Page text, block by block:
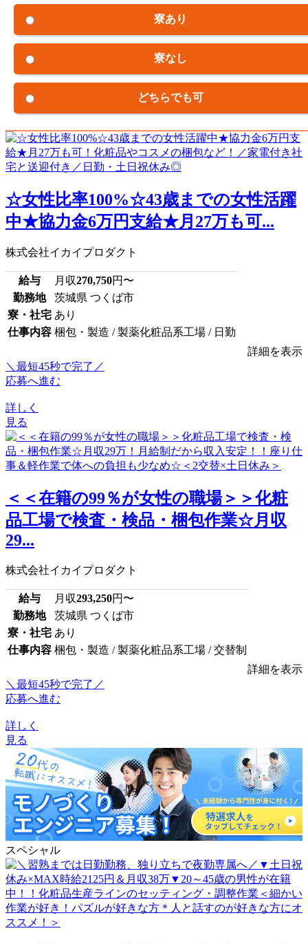
寮あり
寮なし
どちらでも可
☆女性比率100%☆43歳までの女性活躍
中★協力金6万円支給★月27万も可...
株式会社イカイプロダクト
給与 月収270,750円〜
勤務地
茨城県 つくば市
寮・社宅 あり
仕事内容 梱包・製造 / 製薬化粧品系工場 / 日勤
詳細を表示
＼最短45秒で完了／
応募へ進む
詳しく
見る
＜＜在籍の99％が女性の職場＞＞化粧
品工場で検査・検品・梱包作業☆月収
29...
株式会社イカイプロダクト
給与 月収293,250円〜
勤務地
茨城県 つくば市
寮・社宅 あり
仕事内容 梱包・製造 / 製薬化粧品系工場 / 交替制
詳細を表示
＼最短45秒で完了／
応募へ進む
詳しく
見る
スペシャル